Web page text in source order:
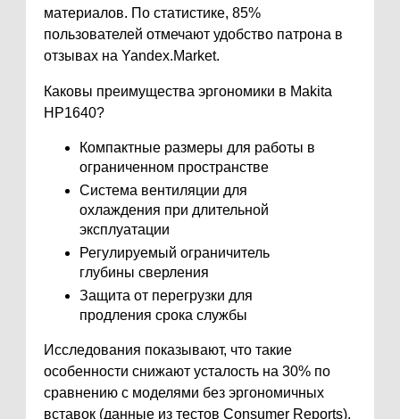
материалов. По статистике, 85%
пользователей отмечают удобство патрона в
отзывах на Yandex.Market.
Каковы преимущества эргономики в Makita
HP1640?
Компактные размеры для работы в
ограниченном пространстве
Система вентиляции для
охлаждения при длительной
эксплуатации
Регулируемый ограничитель
глубины сверления
Защита от перегрузки для
продления срока службы
Исследования показывают, что такие
особенности снижают усталость на 30% по
сравнению с моделями без эргономичных
вставок (данные из тестов Consumer Reports).